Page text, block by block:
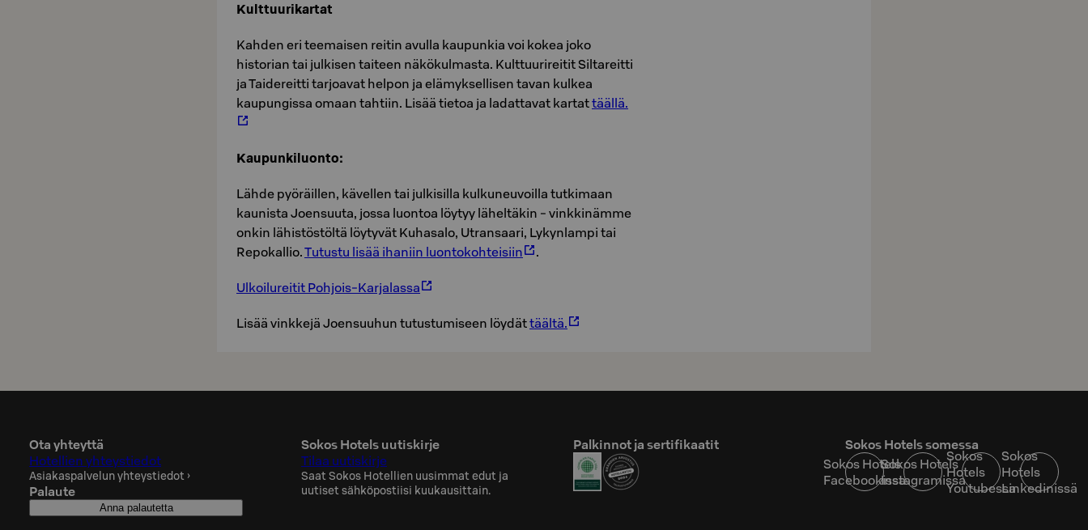
Kulttuurikartat
Kahden eri teemaisen reitin avulla kaupunkia voi kokea joko
historian tai julkisen taiteen näkökulmasta. Kulttuurireitit Siltareitti
ja Taidereitti tarjoavat helpon ja elämyksellisen tavan kulkea
kaupungissa omaan tahtiin. Lisää tietoa ja ladattavat kartattäällä.
Kaupunkiluonto:
Lähde pyöräillen, kävellen tai julkisilla kulkuneuvoilla tutkimaan
kaunista Joensuuta, jossa luontoa löytyy läheltäkin - vinkkinämme
onkin lähistöstöltä löytyvät Kuhasalo, Utransaari, Lykynlampi tai
Repokallio.Tutustu lisää ihaniin luontokohteisiin .
Ulkoilureitit Pohjois-Karjalassa
Lisää vinkkejä Joensuuhun tutustumiseen löydättäältä.
Ota yhteyttä
Hotellien yhteystiedot
Asiakaspalvelun yhteystiedot ›
Palaute
Anna palautetta
Sokos Hotels uutiskirje
Tilaa uutiskirje
Saat Sokos Hotellien uusimmat edut ja
uutiset sähköpostiisi kuukausittain.
Palkinnot ja sertifikaatit
Sokos Hotels somessa
Sokos Hotels
Facebookissa
Sokos Hotels
Instagramissa
Sokos
Hotels
Youtubessa
Sokos
Hotels
Linkedinissä